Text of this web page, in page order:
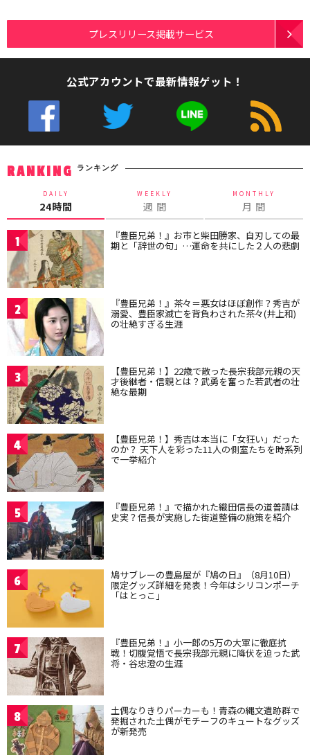
プレスリリース掲載サービス
公式アカウントで最新情報ゲット！
RANKING ランキング
DAILY
24時間
WEEKLY
週 間
MONTHLY
月 間
1 『豊臣兄弟！』お市と柴田勝家、自刃しての最
期と「辞世の句」…運命を共にした２人の悲劇
2 『豊臣兄弟！』茶々＝悪女はほぼ創作？秀吉が
溺愛、豊臣家滅亡を背負わされた茶々(井上和)
の壮絶すぎる生涯
3 【豊臣兄弟！】22歳で散った長宗我部元親の天
才後継者・信親とは？武勇を奮った若武者の壮
絶な最期
4 【豊臣兄弟！】秀吉は本当に「女狂い」だった
のか？ 天下人を彩った11人の側室たちを時系列
で一挙紹介
5 『豊臣兄弟！』で描かれた織田信長の道普請は
史実？信長が実施した街道整備の施策を紹介
6 鳩サブレーの豊島屋が『鳩の日』（8月10日）
限定グッズ詳細を発表！今年はシリコンポーチ
「はとっこ」
7 『豊臣兄弟！』小一郎の5万の大軍に徹底抗
戦！切腹覚悟で長宗我部元親に降伏を迫った武
将・谷忠澄の生涯
8 土偶なりきりパーカーも！青森の縄文遺跡群で
発掘された土偶がモチーフのキュートなグッズ
が新発売